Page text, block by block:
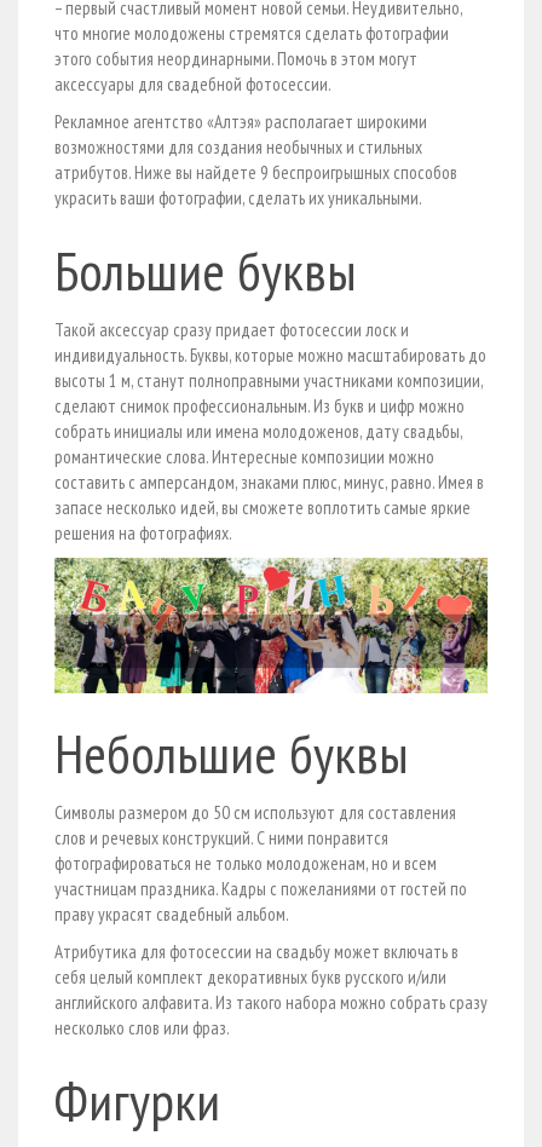
– первый счастливый момент новой семьи. Неудивительно,
что многие молодожены стремятся сделать фотографии
этого события неординарными. Помочь в этом могут
аксессуары для свадебной фотосессии.
Рекламное агентство «Алтэя» располагает широкими
возможностями для создания необычных и стильных
атрибутов. Ниже вы найдете 9 беспроигрышных способов
украсить ваши фотографии, сделать их уникальными.
Большие буквы
Такой аксессуар сразу придает фотосессии лоск и
индивидуальность. Буквы, которые можно масштабировать до
высоты 1 м, станут полноправными участниками композиции,
сделают снимок профессиональным. Из букв и цифр можно
собрать инициалы или имена молодоженов, дату свадьбы,
романтические слова. Интересные композиции можно
составить с амперсандом, знаками плюс, минус, равно. Имея в
запасе несколько идей, вы сможете воплотить самые яркие
решения на фотографиях.
Небольшие буквы
Символы размером до 50 см используют для составления
слов и речевых конструкций. С ними понравится
фотографироваться не только молодоженам, но и всем
участницам праздника. Кадры с пожеланиями от гостей по
праву украсят свадебный альбом.
Атрибутика для фотосессии на свадьбу может включать в
себя целый комплект декоративных букв русского и/или
английского алфавита. Из такого набора можно собрать сразу
несколько слов или фраз.
Фигурки